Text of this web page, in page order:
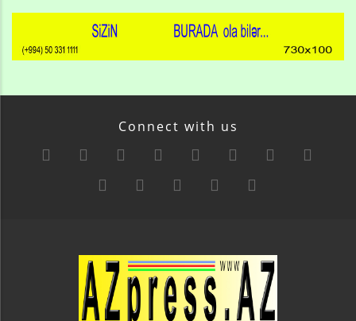
Connect with us